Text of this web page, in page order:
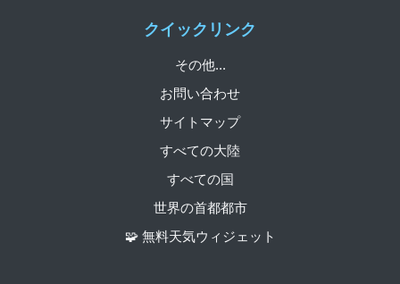
クイックリンク
その他...
お問い合わせ
サイトマップ
すべての大陸
すべての国
世界の首都都市
🧩 無料天気ウィジェット